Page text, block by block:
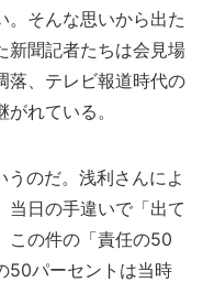
。そんな思いから出た
新聞記者たちは会見場
落、テレビ報道時代の
れている。
のだ。浅利さんによ
当日の手違いで「出て
この件の「責任の50
50パーセントは当時